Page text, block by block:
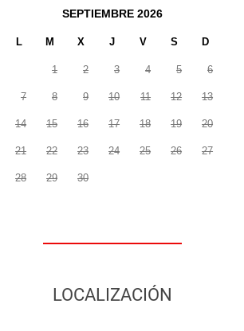
SEPTIEMBRE 2026
L M X J V S D
1 2 3 4 5 6
7 8 9 10 11 12 13
14 15 16 17 18 19 20
21 22 23 24 25 26 27
28 29 30
LOCALIZACIÓN